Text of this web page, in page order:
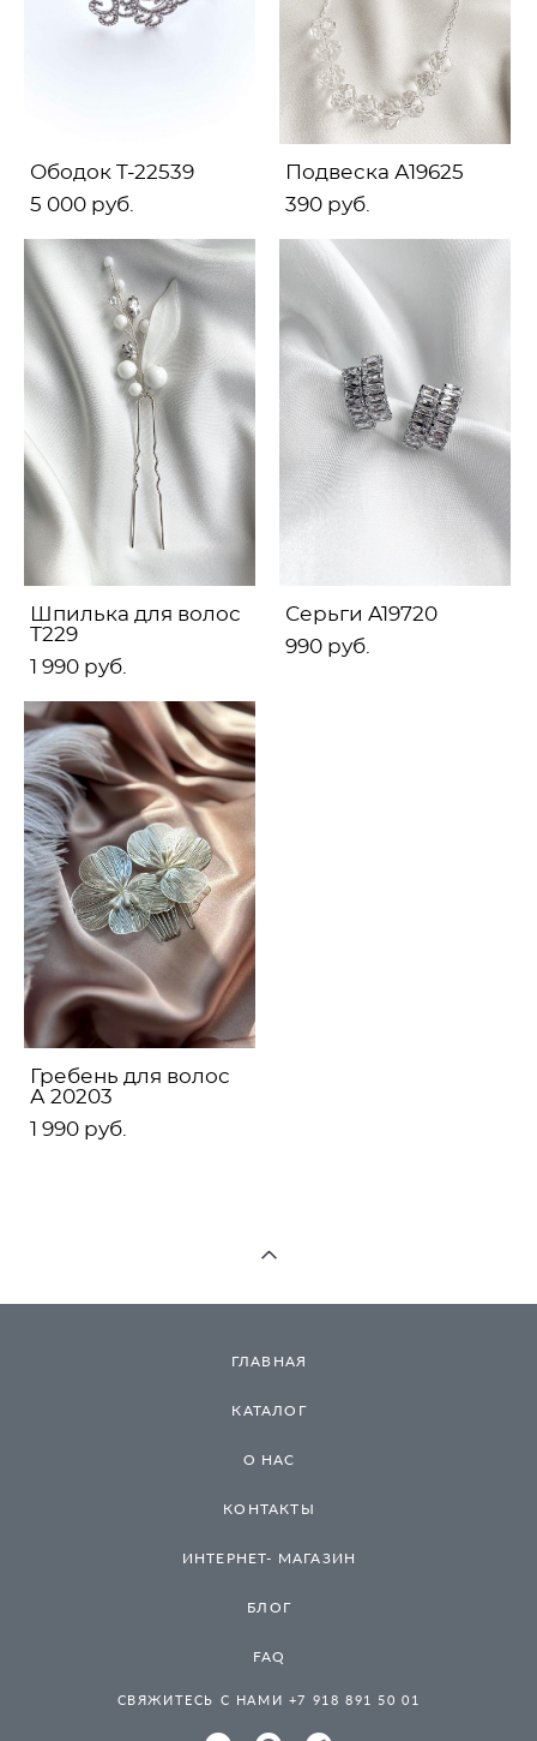
Ободок T-22539
5 000 pуб.
Подвеска А19625
390 pуб.
Шпилька для волос
Т229
1 990 pуб.
Серьги A19720
990 pуб.
Гребень для волос
А 20203
1 990 pуб.
ГЛАВНАЯ
КАТАЛОГ
О НАС
КОНТАКТЫ
ИНТЕРНЕТ- МАГАЗИН
БЛОГ
FAQ
СВЯЖИТЕСЬ С НАМИ +7 918 891 50 01